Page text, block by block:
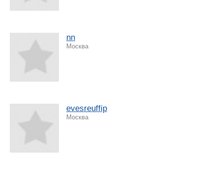
nn
Москва
evesreuffip
Москва